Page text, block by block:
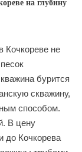
на глубину
Кочкореве не
бурится
скважину,
способом.
В цену
до Кочкорева